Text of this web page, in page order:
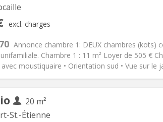
excl. charges
Annonce chambre 1: DEUX chambres (kots)
Chambre 1 : 11 m² Loyer de 505 €
moustiquaire • Orientation sud • Vue sur le
Shared bathroom
13 m2
Other
20 m²
St.-Étienne